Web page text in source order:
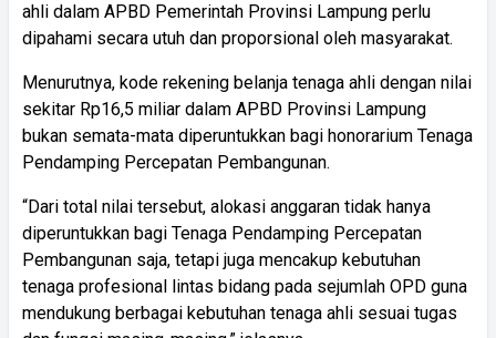
ahli dalam APBD Pemerintah Provinsi Lampung perlu
dipahami secara utuh dan proporsional oleh masyarakat.
Menurutnya, kode rekening belanja tenaga ahli dengan nilai
sekitar Rp16,5 miliar dalam APBD Provinsi Lampung
bukan semata-mata diperuntukkan bagi honorarium Tenaga
Pendamping Percepatan Pembangunan.
“Dari total nilai tersebut, alokasi anggaran tidak hanya
diperuntukkan bagi Tenaga Pendamping Percepatan
Pembangunan saja, tetapi juga mencakup kebutuhan
tenaga profesional lintas bidang pada sejumlah OPD guna
mendukung berbagai kebutuhan tenaga ahli sesuai tugas